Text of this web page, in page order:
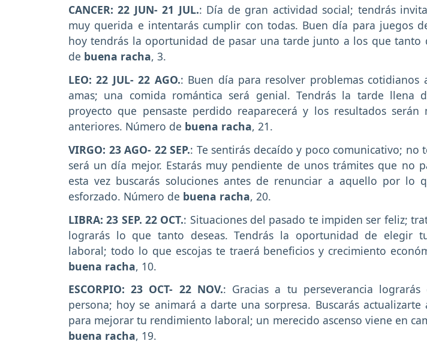
CANCER: 22 JUN- 21 JUL.: Día de gran actividad social; tendrás
muy querida e intentarás cumplir con todas. Buen día para juegos
hoy tendrás la oportunidad de pasar una tarde junto a los que tanto
de buena racha, 3.
LEO: 22 JUL- 22 AGO.: Buen día para resolver problemas cotidianos
amas; una comida romántica será genial. Tendrás la tarde llena
proyecto que pensaste perdido reaparecerá y los resultados serán
anteriores. Número de buena racha, 21.
VIRGO: 23 AGO- 22 SEP.: Te sentirás decaído y poco comunicativo; no
será un día mejor. Estarás muy pendiente de unos trámites que no
esta vez buscarás soluciones antes de renunciar a aquello por lo
esforzado. Número de buena racha, 20.
LIBRA: 23 SEP. 22 OCT.: Situaciones del pasado te impiden ser feliz;
lograrás lo que tanto deseas. Tendrás la oportunidad de elegir
laboral; todo lo que escojas te traerá beneficios y crecimiento
buena racha, 10.
ESCORPIO: 23 OCT- 22 NOV.: Gracias a tu perseverancia
persona; hoy se animará a darte una sorpresa. Buscarás actualizarte
para mejorar tu rendimiento laboral; un merecido ascenso viene en
buena racha, 19.